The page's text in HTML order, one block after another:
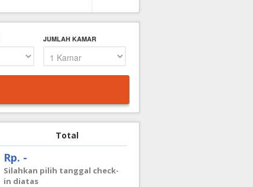
JUMLAH KAMAR
Total
Rp. -
Silahkan pilih tanggal check-
in diatas